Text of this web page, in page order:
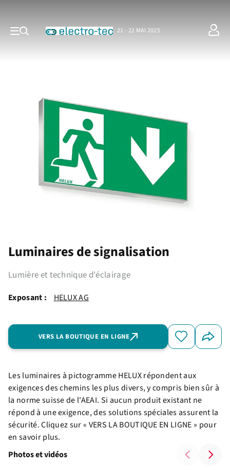
21 - 22 MAI 2025
Luminaires de signalisation
Lumière et technique d'éclairage
Exposant : HELUX AG
VERS LA BOUTIQUE EN LIGNE
Les luminaires à pictogramme HELUX répondent aux
exigences des chemins les plus divers, y compris bien sûr à
la norme suisse de l'AEAI. Si aucun produit existant ne
répond à une exigence, des solutions spéciales assurent la
sécurité. Cliquez sur « VERS LA BOUTIQUE EN LIGNE » pour
en savoir plus.
Photos et vidéos